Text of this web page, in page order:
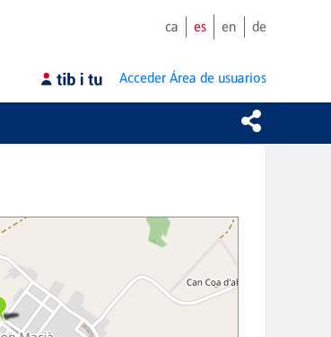
ca es en de
Acceder Área de usuarios